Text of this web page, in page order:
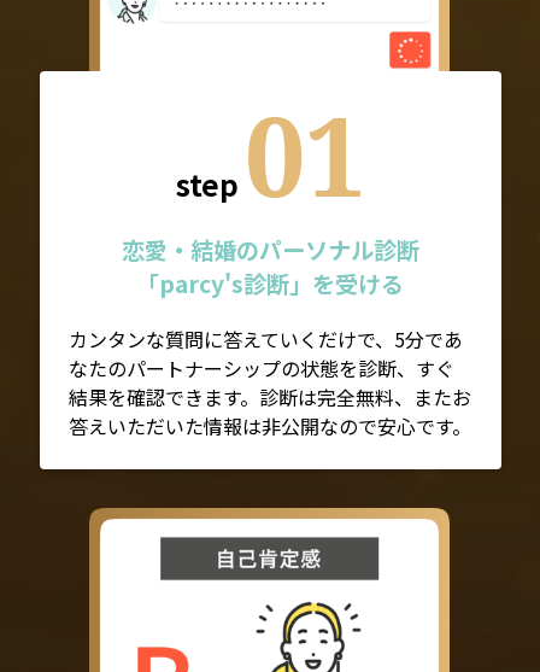
step 01
恋愛・結婚のパーソナル診断
「parcy's診断」を受ける
カンタンな質問に答えていくだけで、5分であ
なたのパートナーシップの状態を診断、すぐ
結果を確認できます。診断は完全無料、またお
答えいただいた情報は非公開なので安心です。